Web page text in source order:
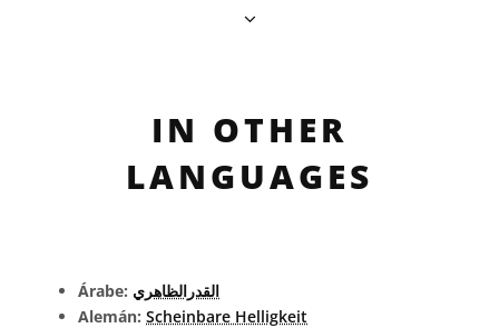
IN OTHER
LANGUAGES
Árabe: القدرالظاهري
Alemán: Scheinbare Helligkeit